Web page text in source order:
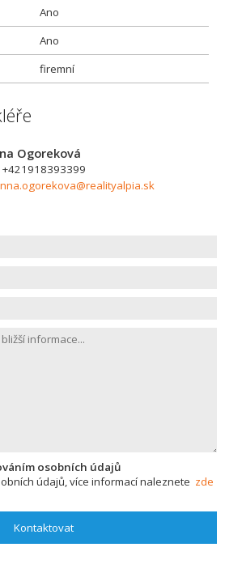
Ano
Ano
firemní
Ogoreková
+421918393399
osobních údajů
údajů, více informací naleznete zde
Kontaktovat